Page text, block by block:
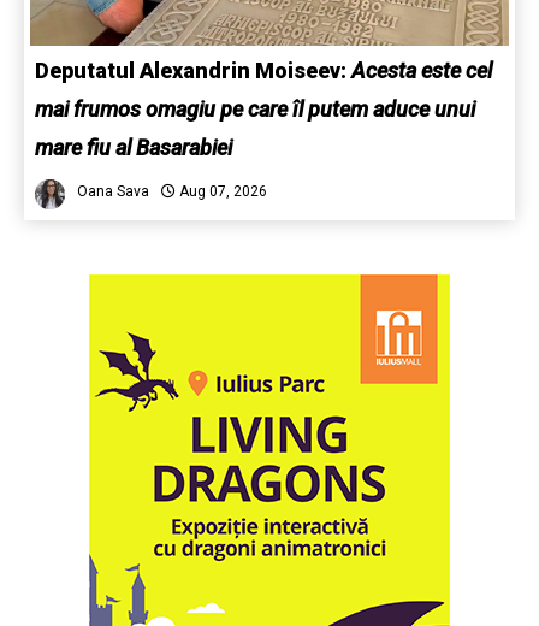
Deputatul Alexandrin Moiseev:Acesta este cel
mai frumos omagiu pe care îl putem aduce unui
mare fiu al Basarabiei
Oana Sava Aug 07, 2026